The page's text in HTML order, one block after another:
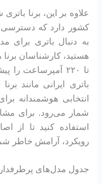
علاوه بر این، برنا
کشور دارد که دسترسی
به دنبال باتری برای
تا ۲۲۰ آمپرساعت
باتری ایرانی مانند
انتخابی هوشمندانه
شمار می‌رود. برای
استفاده کنید تا از
رویکرد، آرامش خاطر
جدول مدل‌های پرطرفدار